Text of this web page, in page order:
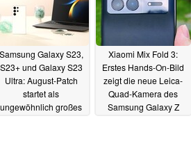
Samsung Galaxy S23,
S23+ und Galaxy S23
Ultra: August-Patch
startet als
ungewöhnlich großes
Xiaomi Mix Fold 3:
Erstes Hands-On-Bild
zeigt die neue Leica-
Quad-Kamera des
Samsung Galaxy Z